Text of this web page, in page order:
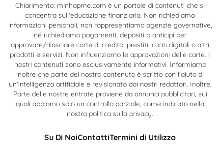
Chiarimento: minhapme.com è un portale di contenuti che si
concentra sull'educazione finanziaria. Non richiediamo
informazioni personali, non rappresentiamo agenzie governative,
né richiediamo pagamenti, depositi o anticipi per
approvare/rilasciare carte di credito, prestiti, conti digitali o altri
prodotti e servizi. Non influenziamo le approvazioni delle carte. I
nostri contenuti sono esclusivamente informativi. Informiamo
inoltre che parte del nostro contenuto è scritto con l'aiuto di
un'intelligenza artificiale e revisionato dai nostri redattori. Inoltre,
Parte delle nostre entrate proviene da annunci pubblicitari, sui
quali abbiamo solo un controllo parziale, come indicato nella
nostra politica sulla privacy.
Su Di NoiContattiTermini di Utilizzo